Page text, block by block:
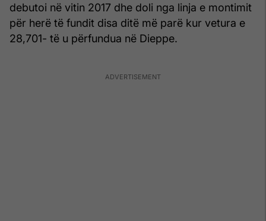
debutoi në vitin 2017 dhe doli nga linja e montimit
për herë të fundit disa ditë më parë kur vetura e
28,701- të u përfundua në Dieppe.